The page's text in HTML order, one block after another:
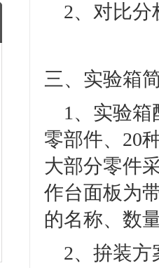
2、对比分
三、实验箱
1、实验箱
零部件、20
大部分零件
作台面板为
的名称、数
2、拚装方